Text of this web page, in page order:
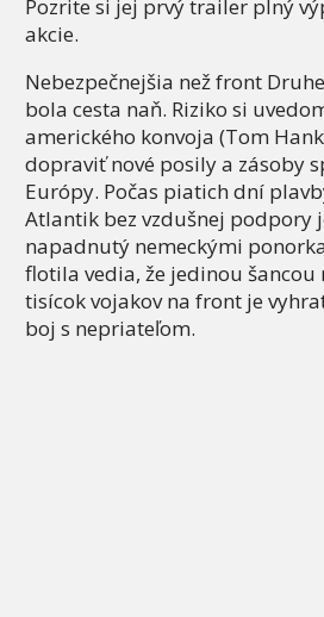
Pozrite si jej prvý trailer plný
akcie.
Nebezpečnejšia než front
bola cesta naň. Riziko si
amerického konvoja (Tom
dopraviť nové posily a zásoby
Európy. Počas piatich dní
Atlantik bez vzdušnej podpory
napadnutý nemeckými
flotila vedia, že jedinou šancou
tisícok vojakov na front je
boj s nepriateľom.